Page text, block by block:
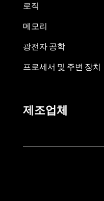
로직
메모리
광전자 공학
프로세서 및 주변 장치
제조업체